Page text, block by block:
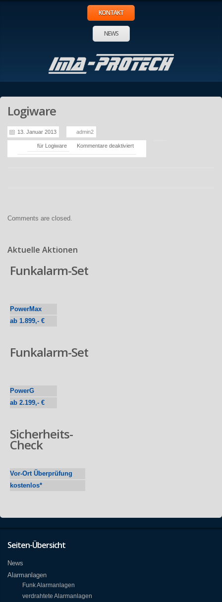
KONTAKT
NEWS
Logiware
13. Januar 2013 admin2
Kommentare deaktiviert
für Logiware
Comments are closed.
Aktuelle Aktionen
Funkalarm-Set
PowerMax
ab 1.899,- €
Funkalarm-Set
PowerG
ab 2.199,- €
Sicherheits-
Check
Vor-Ort Überprüfung
kostenlos*
Seiten-Übersicht
News
Alarmanlagen
Funk Alarmanlagen
verdrahtete Alarmanlagen